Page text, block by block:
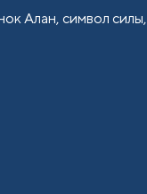
Алан, символ